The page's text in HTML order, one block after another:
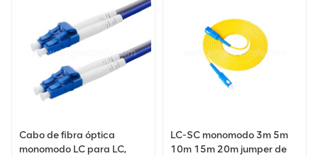
Cabo de fibra óptica
monomodo LC para LC,
LC-SC monomodo 3m 5m
10m 15m 20m jumper de